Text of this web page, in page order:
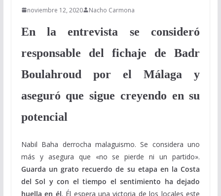
noviembre 12, 2020 Nacho Carmona
En la entrevista se consideró
responsable del fichaje de Badr
Boulahroud por el Málaga y
aseguró que sigue creyendo en su
potencial
Nabil Baha derrocha malaguismo. Se considera uno
más y asegura que «no se pierde ni un partido».
Guarda un grato recuerdo de su etapa en la Costa
del Sol y con el tiempo el sentimiento ha dejado
huella en él. Él espera una victoria de los locales este